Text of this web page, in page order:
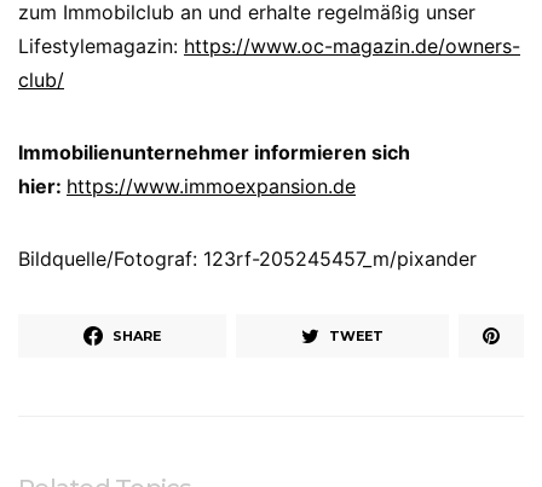
zum Immobilclub an und erhalte regelmäßig unser
Lifestylemagazin: https://www.oc-magazin.de/owners-
club/
Immobilienunternehmer informieren sich
hier: https://www.immoexpansion.de
Bildquelle/Fotograf: 123rf-205245457_m/pixander
SHARE TWEET